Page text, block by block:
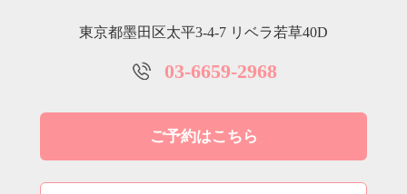
東京都墨田区太平3-4-7 リベラ若草40D
03-6659-2968
ご予約はこちら